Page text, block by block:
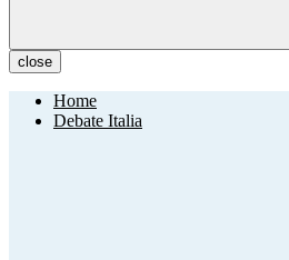
close
Home
Debate Italia